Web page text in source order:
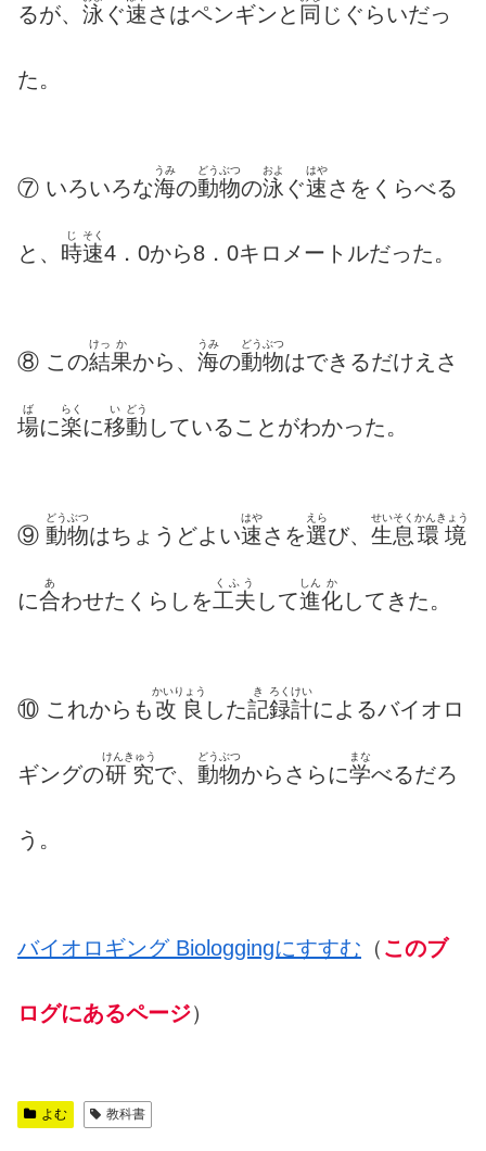
るが、 泳 ぐ速さはペンギンと 同 じぐらいだっ
た。
⑦ いろいろな海
うみ
の動物
どうぶつ
の泳
およ
ぐ速
はや
さをくらべる
と、 時
じ
速
そく
4．0から8．0キロメートルだった。
⑧ この結
けっ
果
か
から、 海
うみ
の動物
どうぶつ
はできるだけえさ
場
ば
に楽
らく
に移
い
動
どう
していることがわかった。
⑨ 動物
どうぶつ
はちょうどよい速
はや
さを選
えら
び、 生息
せいそく
環境
かんきょう
に合
あ
わせたくらしを工夫
くふう
して進
しん
化
か
してきた。
⑩ これからも 改良
かいりょう
した記
き
録計
ろくけい
によるバイオロ
ギングの研究
けんきゅう
で、 動物
どうぶつ
からさらに学
まな
べるだろ
う。
バイオロギング Biologgingにすすむ （ このブ
ログにあるページ）
よむ 教科書